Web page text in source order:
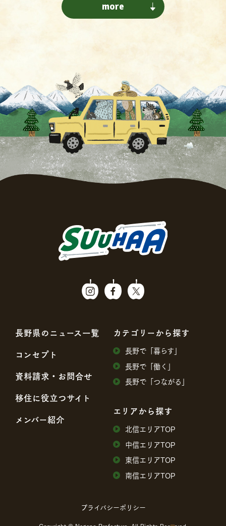
more
⻑野県のニュース⼀覧
コンセプト
資料請求・お問合せ
移住に役⽴つサイト
メンバー紹介
カテゴリーから探す
⻑野で「暮らす」
⻑野で「働く」
⻑野で「つながる」
エリアから探す
北信エリアTOP
中信エリアTOP
東信エリアTOP
南信エリアTOP
プライバシーポリシー